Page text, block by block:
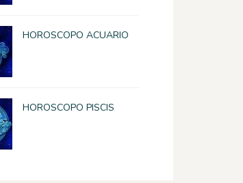
HOROSCOPO ACUARIO
HOROSCOPO PISCIS